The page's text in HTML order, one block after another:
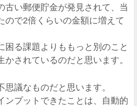
古い郵便貯金が発見されて、当
ので2倍くらいの金額に増えて
困る課題よりももっと別のこと
かされているのだと思います。
思議なものだと思います。
ンプットできたことは、自動的